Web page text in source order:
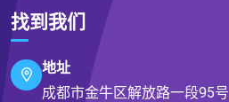
找到我们
地址
成都市金牛区解放路一段95号